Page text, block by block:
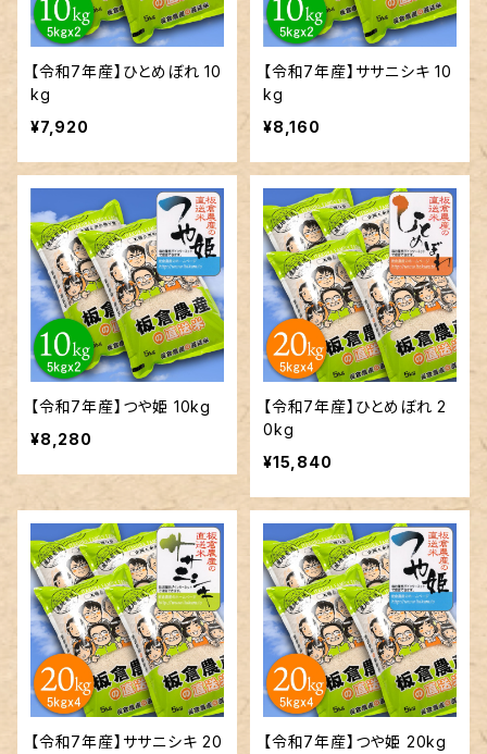
【令和7年産】ひとめぼれ 10
kg
¥7,920
【令和7年産】ササニシキ 10
kg
¥8,160
【令和7年産】つや姫 10kg
¥8,280
【令和7年産】ひとめぼれ 2
0kg
¥15,840
【令和7年産】ササニシキ 20
【令和7年産】つや姫 20kg